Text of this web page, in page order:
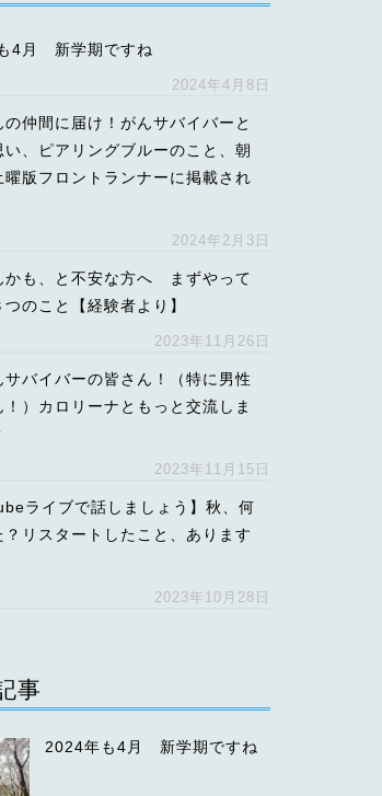
4月 新学期ですね
2024年4月8日
の仲間に届け！がんサバイバーと
い、ピアリングブルーのこと、朝
曜版フロントランナーに掲載され
2024年2月3日
かも、と不安な方へ まずやって
のこと【経験者より】
2023年11月26日
サバイバーの皆さん！（特に男性
！）カロリーナともっと交流しま
2023年11月15日
ライブで話しましょう】秋、何
？リスタートしたこと、あります
2023年10月28日
事
2024年も4月 新学期ですね